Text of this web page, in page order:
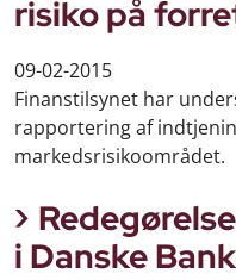
risiko på
09-02-2015
Finanstilsynet har
rapportering af
markedsrisikoområdet.
i Danske